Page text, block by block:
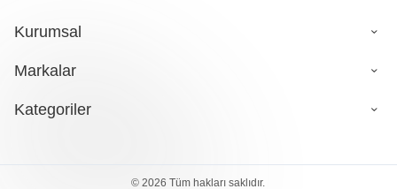
Sepete Ekle
Kurumsal
Markalar
Kategoriler
© 2026 Tüm hakları saklıdır.